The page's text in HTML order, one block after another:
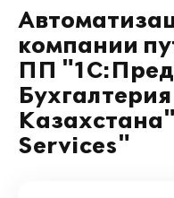
компании
ПП
Services"